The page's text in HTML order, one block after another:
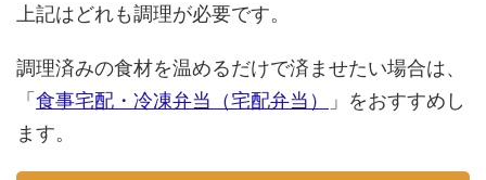
上記はどれも調理が必要です。
調理済みの食材を温めるだけで済ませたい場合は、
「 食事宅配・冷凍弁当（宅配弁当）
」をおすすめし
ます。